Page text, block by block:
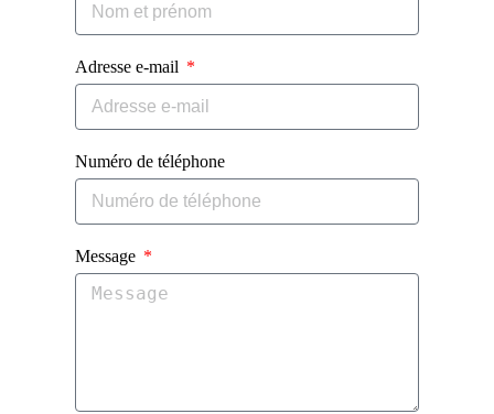
Adresse e-mail
Numéro de téléphone
Message